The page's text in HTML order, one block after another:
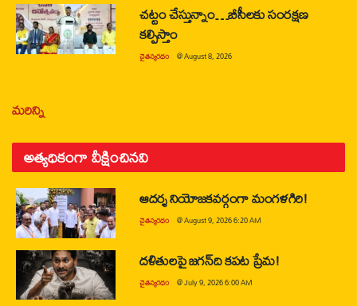
చట్టం చేస్తున్నాం…బీసీలకు సంరక్షణ
కల్పిస్తాం
చైతన్యరధం @August 8, 2026
మరిన్ని
అత్యధికంగా వీక్షించినవి
ఆదర్శ నియోజకవర్గంగా మంగళగిరి!
చైతన్యరధం @August 9, 2026 6:20 AM
దళితులపై జగన్‌ది కపట ప్రేమ!
చైతన్యరధం @July 9, 2026 6:00 AM